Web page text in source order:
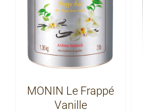
MONIN Le Frappé
Vanille